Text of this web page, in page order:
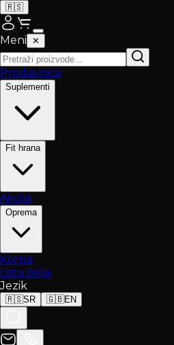
🇷🇸
Meni ✕
Prodavnica
Suplementi
Fit hrana
Akcija
Oprema
Korpa
Lista želja
Jezik
🇷🇸SR 🇬🇧EN